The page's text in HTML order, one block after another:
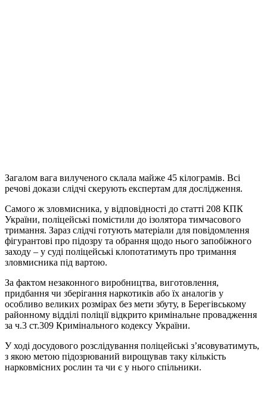
Загалом вага вилученого склала майже 45 кілограмів. Всі
речові докази слідчі скерують експертам для дослідження.
Самого ж зловмисника, у відповідності до статті 208 КПК
України, поліцейські помістили до ізолятора тимчасового
тримання. Зараз слідчі готують матеріали для повідомлення
фігурантові про підозру та обрання щодо нього запобіжного
заходу – у суді поліцейські клопотатимуть про тримання
зловмисника під вартою.
За фактом незаконного виробництва, виготовлення,
придбання чи зберігання наркотиків або їх аналогів у
особливо великих розмірах без мети збуту, в Берегівському
районному відділі поліції відкрито кримінальне провадження
за ч.3 ст.309 Кримінального кодексу України.
У ході досудового розслідування поліцейські з’ясовуватимуть,
з якою метою підозрюваний вирощував таку кількість
нарковмісних рослин та чи є у нього спільники.